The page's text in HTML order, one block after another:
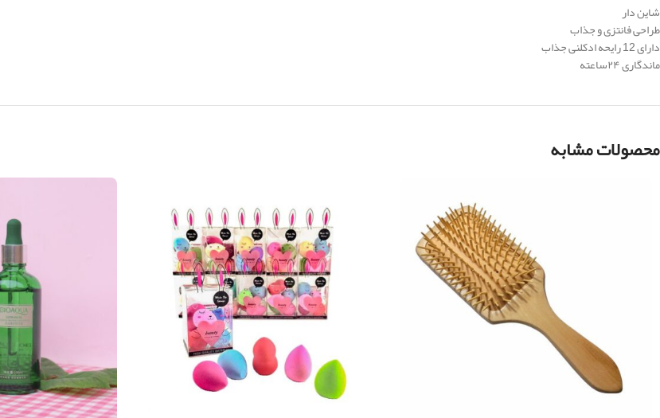
شاین دار
طراحی فانتزی و جذاب
دارای 12 رایحه ادکلنی جذاب
ماندگاری ۲۴ساعته
محصولات مشابه